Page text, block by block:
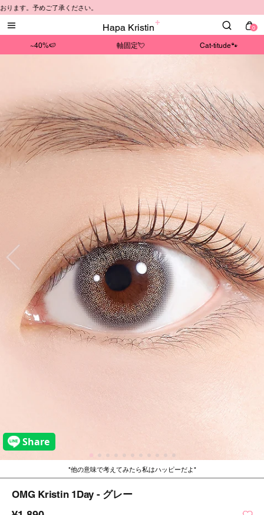
Hapa Kristin 0
~40%🍉 軸固定💘 Cat-titude🐾
す。予めご了承ください。
他の意味で考えてみたら私はハッピーだよ
OMG Kristin 1Day - グレー